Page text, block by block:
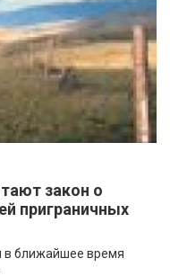
закон о
приграничных
в ближайшее время